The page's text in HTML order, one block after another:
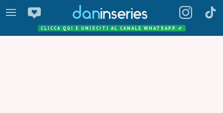
CLICCA QUI E UNISCITI AL CANALE WHATSAPP ✔